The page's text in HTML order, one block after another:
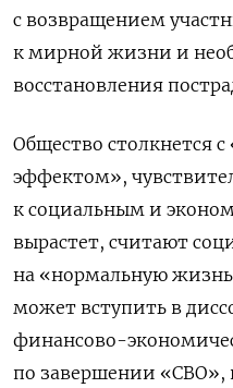
с возвращением
к мирной жизни и
восстановления
Общество столкнется
эффектом»,
к социальным и
вырастет, считают
на «нормальную
может вступить в
финансово-
по завершении «СВО»,